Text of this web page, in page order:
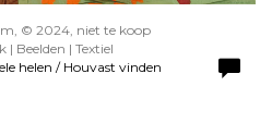
© 2024, niet te koop
| Beelden | Textiel
helen / Houvast vinden